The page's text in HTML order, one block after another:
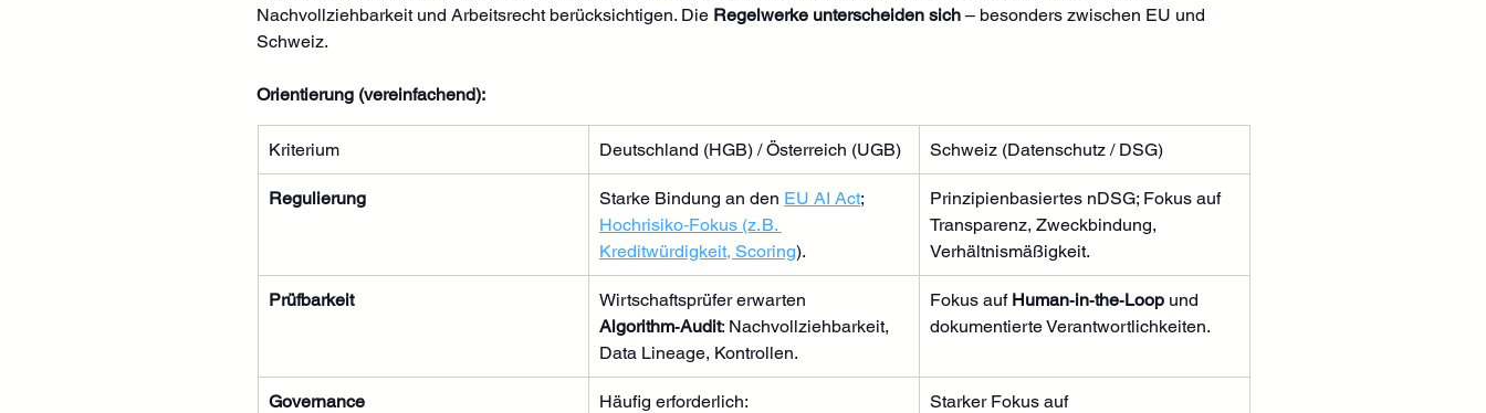
Nachvollziehbarkeit und Arbeitsrecht berücksichtigen. Die Regelwerke unterscheiden sich – besonders zwischen EU und
Schweiz.
Orientierung (vereinfachend):
Kriterium Deutschland (HGB) / Österreich (UGB) Schweiz (Datenschutz / DSG)
Regulierung Starke Bindung an den EU AI Act;
Hochrisiko‑Fokus (z. B.
Kreditwürdigkeit, Scoring).
Prinzipienbasiertes nDSG; Fokus auf
Transparenz, Zweckbindung,
Verhältnismäßigkeit.
Prüfbarkeit
Wirtschaftsprüfer erwarten
Algorithm‑Audit: Nachvollziehbarkeit,
Data Lineage, Kontrollen.
Fokus auf Human‑in‑the‑Loop und
dokumentierte Verantwortlichkeiten.
Governance
Häufig erforderlich:
Starker Fokus auf